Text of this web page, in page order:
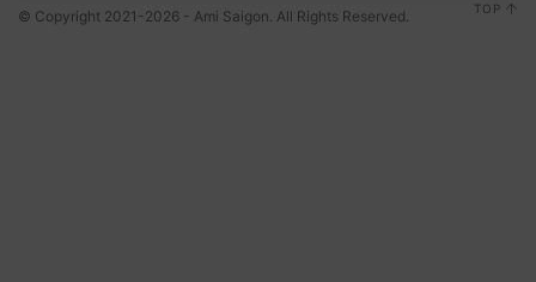
© Copyright 2021-2026 - Ami Saigon. All Rights Reserved. TOP